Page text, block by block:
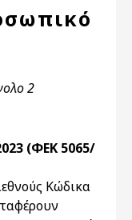
2
(ΦΕΚ 5065/
Κώδικα